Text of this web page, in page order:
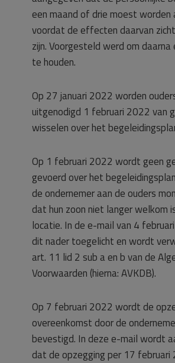
een maand of drie moest worden
voordat de effecten daarvan
zijn. Voorgesteld werd om
te houden.
Op 27 januari 2022 worden
uitgenodigd 1 februari 2022 van
wisselen over het
Op 1 februari 2022 wordt geen
gevoerd over het
de ondernemer aan de ouders
dat hun zoon niet langer welkom
locatie. In de e-mail van 4
dit nader toegelicht en wordt
art. 11 lid 2 sub a en b van de
Voorwaarden (hierna: AVKDB).
Op 7 februari 2022 wordt de
overeenkomst door de
bevestigd. In deze e-mail wordt
dat de opzegging per 17 februari